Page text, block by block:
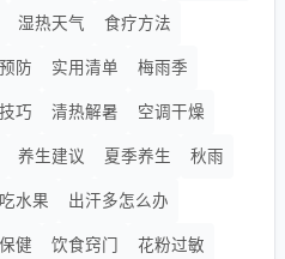
湿热天气 食疗方法
防 实用清单 梅雨季
巧 清热解暑 空调干燥
养生建议 夏季养生 秋雨
水果 出汗多怎么办
健 饮食窍门 花粉过敏